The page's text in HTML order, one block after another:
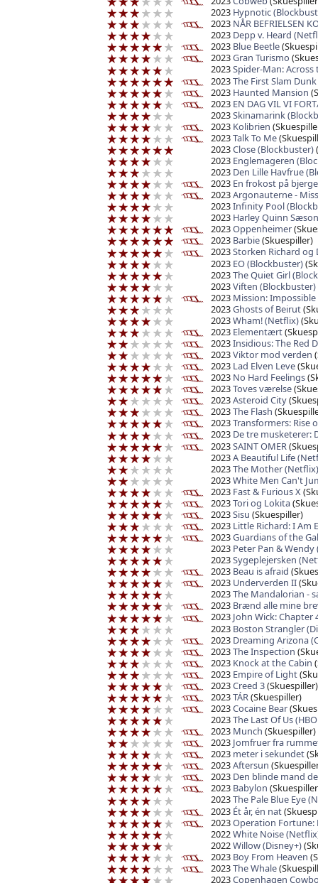
2023 Hypnotic
2023 NÅR BEFRIELSEN
2023 Depp v. Heard
2023 Blue Beetle
2023Gran Turismo
2023Spider-Man: Across
2023The First Slam Dunk
2023 Haunted Mansion
2023 EN DAG VIL VI
2023Skinamarink
2023 Kolibrien
2023Talk To Me
2023Close (Blockbuster)
2023 Englemageren
2023 Den Lille Havfrue
2023 En frokost på
2023Argonauterne -
2023Infinity Pool
2023 Harley Quinn
2023Oppenheimer
2023 Barbie(Skuespiller)
2023Storken Richard og
2023 EO (Blockbuster)
2023The Quiet Girl
2023Viften (Blockbuster)
2023 Mission:
2023Ghosts of Beirut
2023Wham! (Netflix)
2023 Elementært
2023Insidious: The Red
2023Viktor mod verden
2023 Lad Elven Leve
2023 No Hard Feelings
2023Toves værelse
2023Asteroid City
2023The Flash
2023Transformers: Rise
2023 De tre musketerer:
2023SAINT OMER
2023A Beautiful Life
2023The Mother (Netflix)
2023White Men Can't
2023 Fast & Furious X
2023Tori og Lokita
2023Sisu (Skuespiller)
2023 Little Richard: I Am
2023Guardians of the
2023 Peter Pan & Wendy
2023Sygeplejersken
2023 Beau is afraid
2023 Underverden II
2023The Mandalorian -
2023 Brænd alle mine
2023 John Wick: Chapter
2023 Boston Strangler
2023 Dreaming Arizona
2023The Inspection
2023 Knock at the Cabin
2023 Empire of Light
2023Creed 3(Skuespiller)
2023TÁR(Skuespiller)
2023Cocaine Bear
2023The Last Of Us
2023 Munch (Skuespiller)
2023 Jomfruer fra
2023 meter i sekundet
2023Aftersun
2023 Den blinde mand
2023 Babylon
2023The Pale Blue Eye
2023 Ét år, én nat
2023Operation Fortune:
2022White Noise
2022Willow (Disney+)
2023 Boy From Heaven
2023The Whale
2023Copenhagen